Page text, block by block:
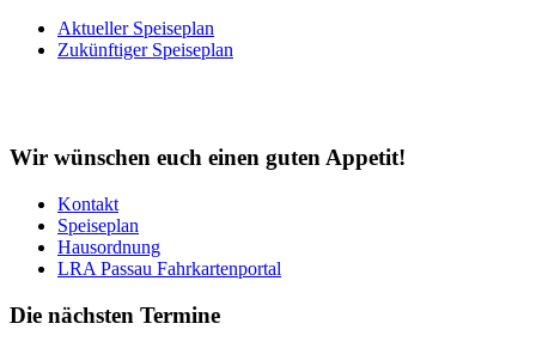
Aktueller Speiseplan
Zukünftiger Speiseplan
Wir wünschen euch einen guten Appetit!
Kontakt
Speiseplan
Hausordnung
LRA Passau Fahrkartenportal
Die nächsten Termine